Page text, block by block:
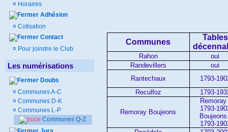
¤ Horaires
Adhésion
¤ Cotisation
Contact
¤ Pour joindre le Club
Les numérisations
Doubs
¤ Communes A-C
¤ Communes D-K
¤ Communes L-P
Communes Q-Z
Communes
Tables
Rahon
oui
Randevillers
oui
Rantechaux
1793-
Reculfoz
1793-
Remoray Boujeons
Remoray
1793-
1793-